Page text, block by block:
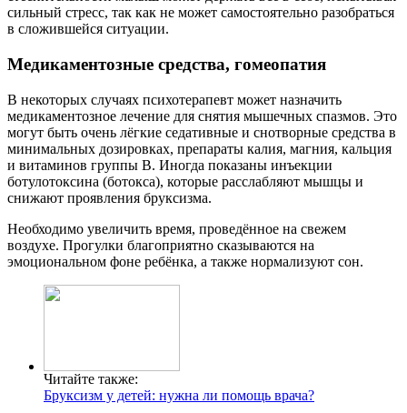
сильный стресс, так как не может самостоятельно разобраться
в сложившейся ситуации.
Медикаментозные средства, гомеопатия
В некоторых случаях психотерапевт может назначить
медикаментозное лечение для снятия мышечных спазмов. Это
могут быть очень лёгкие седативные и снотворные средства в
минимальных дозировках, препараты калия, магния, кальция
и витаминов группы В. Иногда показаны инъекции
ботулотоксина (ботокса), которые расслабляют мышцы и
снижают проявления бруксизма.
Необходимо увеличить время, проведённое на свежем
воздухе. Прогулки благоприятно сказываются на
эмоциональном фоне ребёнка, а также нормализуют сон.
Читайте также:
Бруксизм у детей: нужна ли помощь врача?